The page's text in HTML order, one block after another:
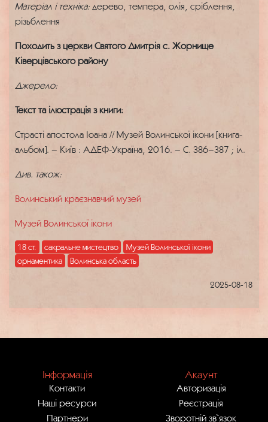
Матеріал і техніка: дерево, темпера, олія, сріблення,
різьблення
Походить з церкви Святого Дмитрія с. Жорнище
Ківерцівського району
Джерело:
Текст та ілюстрація з книги:
Страсті апостола Іоана // Музей Волинської ікони [книга-
альбом]. – Київ : АДЕФ-Україна, 2016. – С. 386–387 ; іл.
Див. також:
Волинський краєзнавчий музей
Музей Волинської ікони
18 ст. сакральне мистецтво
Музей Волинської ікони
орнаментика
Волинська область
2025-08-18
Інформація
Контакти
Наші ресурси
Партнери
Акаунт
Авторизація
Реєстрація
Зворотній зв`язок